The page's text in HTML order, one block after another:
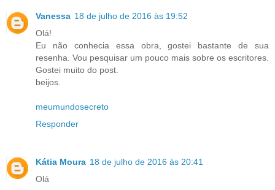
Vanessa 18 de julho de 2016 às 19:52
Olá!
Eu não conhecia essa obra, gostei bastante de sua
resenha. Vou pesquisar um pouco mais sobre os escritores.
Gostei muito do post.
beijos.
meumundosecreto
Responder
Kátia Moura 18 de julho de 2016 às 20:41
Olá